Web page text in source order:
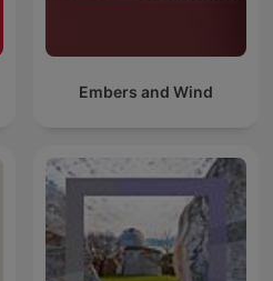
Embers and Wind